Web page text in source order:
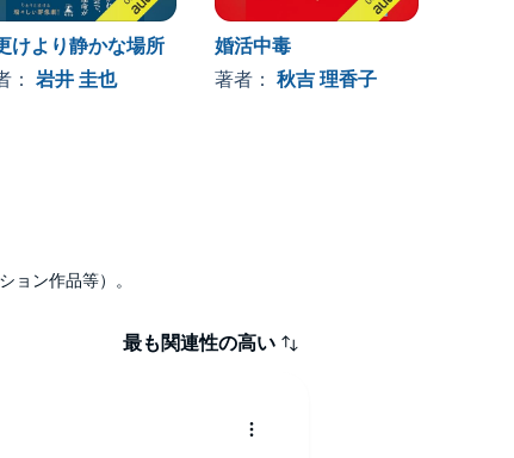
けより静かな場所
： 岩井 圭也
婚活中毒
著者：秋吉 理香子
ョン作品等）。
最も関連性の高い